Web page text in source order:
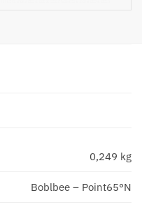
0,249 kg
Boblbee – Point65°N